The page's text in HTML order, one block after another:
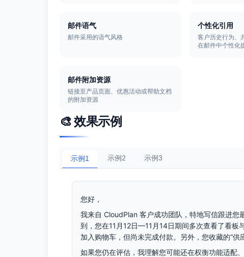
邮件语气
邮件采用的语气风格
个性化引用
客户历史行为、
在邮件中个性化
邮件附加资源
链接至产品页面、优惠活动或帮助文档
的附加资源
🎨 效果示例
示例1 示例2 示例3
您好，
我来自 CloudPlan 客户成功团队，特地写信跟进您
到，您在11月12日—11月14日期间多次查看了看板
加入购物车，但尚未完成付款。另外，您收藏的“供
如果您仍在评估，我理解您可能还在权衡功能适配